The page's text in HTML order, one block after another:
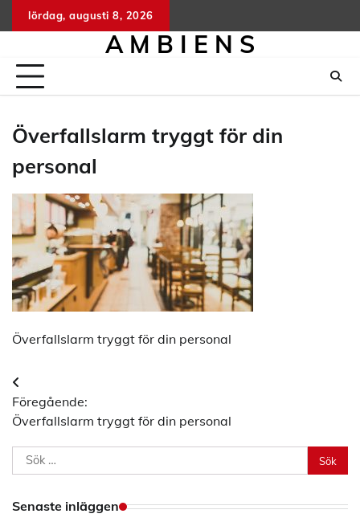
Hoppa
till
lördag, augusti 8, 2026
A M B I E N S
Överfallslarm tryggt för din
personal
Överfallslarm tryggt för din personal
Inläggsnavigering
Föregående:
Överfallslarm tryggt för din personal
Sök
efter:
Senaste inläggen